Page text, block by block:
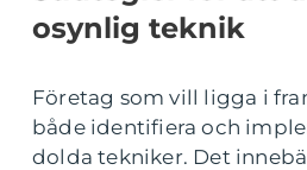
osynlig teknik
Företag som vill ligga i
både identifiera och
dolda tekniker. Det